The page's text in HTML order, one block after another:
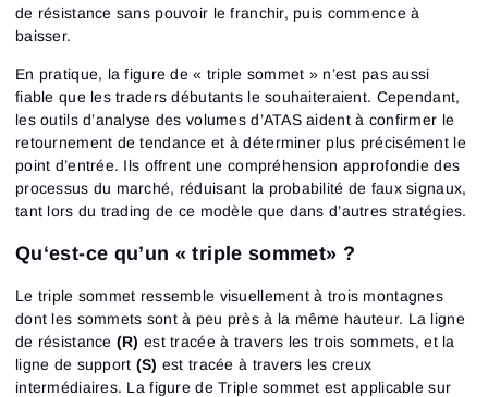
de résistance sans pouvoir le franchir, puis commence à
baisser.
En pratique, la figure de « triple sommet » n’est pas aussi
fiable que les traders débutants le souhaiteraient. Cependant,
les outils d’analyse des volumes d’ATAS aident à confirmer le
retournement de tendance et à déterminer plus précisément le
point d’entrée. Ils offrent une compréhension approfondie des
processus du marché, réduisant la probabilité de faux signaux,
tant lors du trading de ce modèle que dans d’autres stratégies.
Qu‘est-ce qu’un « triple sommet» ?
Le triple sommet ressemble visuellement à trois montagnes
dont les sommets sont à peu près à la même hauteur. La ligne
de résistance (R) est tracée à travers les trois sommets, et la
ligne de support (S) est tracée à travers les creux
intermédiaires. La figure de Triple sommet est applicable sur